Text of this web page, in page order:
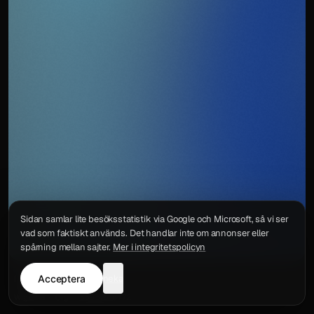
IntegritetspolicyKontakt
Sidan samlar lite besöksstatistik via Google och Microsoft, så vi ser
vad som faktiskt används. Det handlar inte om annonser eller
spårning mellan sajter. Mer i integritetspolicyn
Acceptera neka